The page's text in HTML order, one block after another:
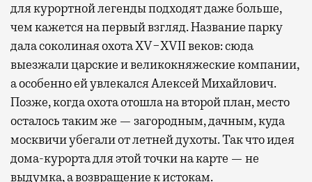
для курортной легенды подходят даже больше,
чем кажется на первый взгляд. Название парку
дала соколиная охота XV−XVII веков: сюда
выезжали царские и великокняжеские компании,
а особенно ей увлекался Алексей Михайлович.
Позже, когда охота отошла на второй план, место
осталось таким же — загородным, дачным, куда
москвичи убегали от летней духоты. Так что идея
дома-курорта для этой точки на карте — не
выдумка, а возвращение к истокам.